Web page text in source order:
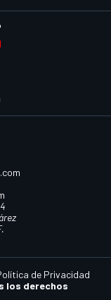
los derechos
de Privacidad